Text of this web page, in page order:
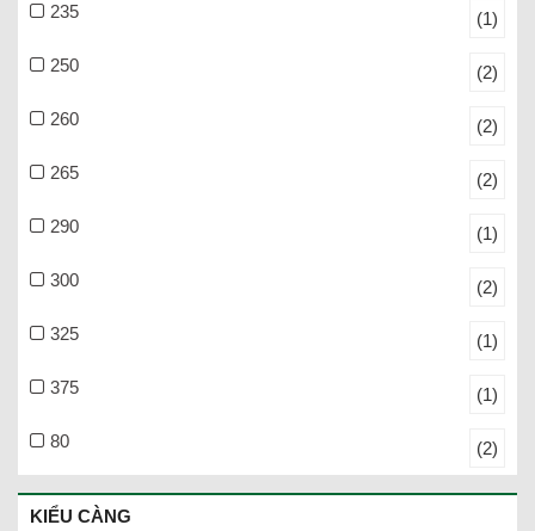
235 (1)
250 (2)
260 (2)
265 (2)
290 (1)
300 (2)
325 (1)
375 (1)
80 (2)
KIỂU CÀNG